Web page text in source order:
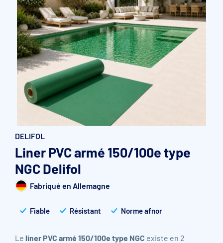
Accessoires et pièces détachées filtration
Pompe de filtration à vitesse variable
Vannes multivoies filtres à sable
Groupe de filtration sur palette
DELIFOL
Liner PVC armé 150/100e type
NGC Delifol
Fabriqué en Allemagne
Fiable Résistant Norme afnor
Le liner PVC armé 150/100e type NGC existe en 2